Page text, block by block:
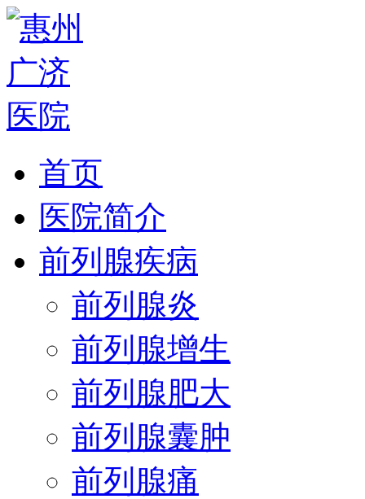
首页
医院简介
前列腺疾病
前列腺炎
前列腺增生
前列腺肥大
前列腺囊肿
前列腺痛